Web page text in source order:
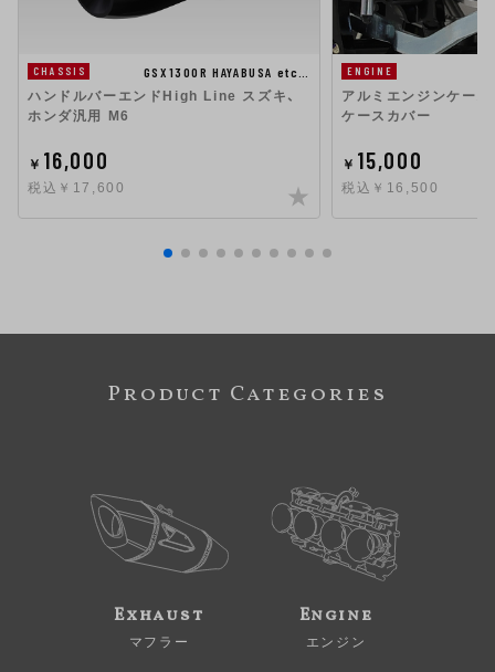
CHASSIS
GSX1300R HAYABUSA etc…
ハンドルバーエンドHigh Line スズキ、
ホンダ汎用 M6
￥ 16,000
税込￥17,600
ENGINE
アルミエンジンケー
ケースカバー
￥ 15,000
税込￥16,500
Product Categories
Exhaust
マフラー
Engine
エンジン